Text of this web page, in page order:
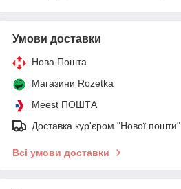
Умови доставки
Нова Пошта
Магазини Rozetka
Meest ПОШТА
Доставка кур'єром "Нової пошти"
Всі умови доставки